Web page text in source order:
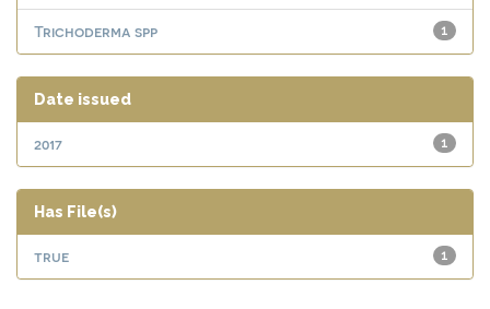
1
Trichoderma spp
Date issued
1
2017
Has File(s)
1
true